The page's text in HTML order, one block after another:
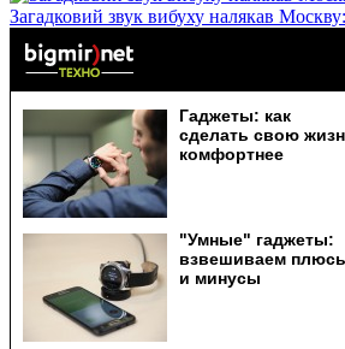
Загадковий звук вибуху налякав